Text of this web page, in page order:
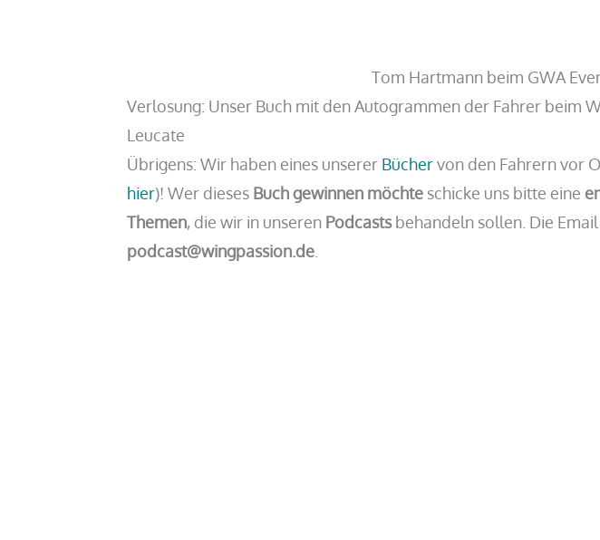
Tom Hartmann beim GWA
Verlosung: Unser Buch mit den Autogrammen der Fahrer beim
Leucate
Übrigens: Wir haben eines unserer Büchervon den Fahrern vor
hier)! Wer dieses Buch gewinnen möchte schicke uns bitte eine
Themen, die wir in unseren Podcastsbehandeln sollen. Die
podcast@wingpassion.de